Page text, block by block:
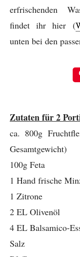
erfrischenden
findet ihr hier (
unten bei den
Zutaten für 2
ca. 800g
Gesamtgewicht)
100g Feta
1 Hand frische
1 Zitrone
2 EL Olivenöl
4 EL Balsamico-
Salz